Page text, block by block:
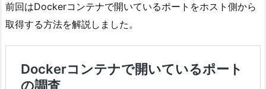
前回はDockerコンテナで開いているポートをホスト側から
取得する方法を解説しました。